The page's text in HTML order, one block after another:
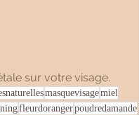
sur votre visage.
masquevisagemiel
fleurdorangerpoudredamande